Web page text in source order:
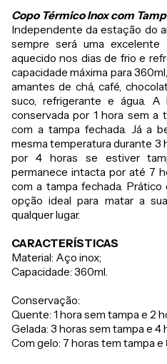
Copo Térmico Inox com
Independente da estação do
sempre será uma
aquecido nos dias de frio e
capacidade máxima para
amantes de chá, café,
suco, refrigerante e água.
conservada por 1 hora sem
com a tampa fechada. Já a
mesma temperatura durante 3
por 4 horas se estiver
permanece intacta por até 7
com a tampa fechada.
opção ideal para matar a
qualquer lugar.
CARACTERÍSTICAS
Material: Aço inox;
Capacidade: 360ml.
Conservação:
Quente: 1 hora sem tampa e 2
Gelada: 3 horas sem tampa e 4
Com gelo: 7 horas tem tampa e